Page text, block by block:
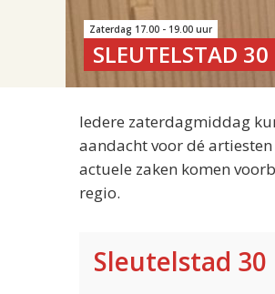
Zaterdag 17.00 - 19.00 uur
SLEUTELSTAD 30
Iedere zaterdagmiddag
aandacht voor dé
actuele zaken komen
regio.
Sleutelstad 30